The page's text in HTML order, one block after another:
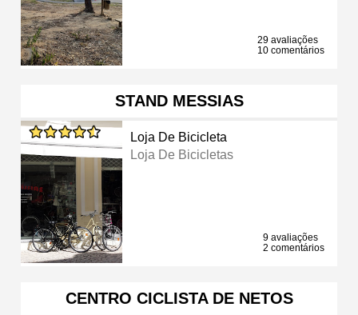
29 avaliações
10 comentários
STAND MESSIAS
Loja De Bicicleta
Loja De Bicicletas
9 avaliações
2 comentários
CENTRO CICLISTA DE NETOS